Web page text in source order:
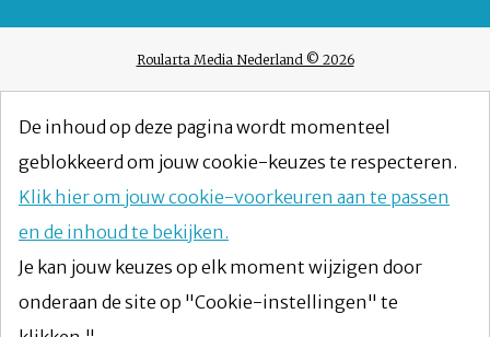
Roularta Media Nederland © 2026
De inhoud op deze pagina wordt momenteel
geblokkeerd om jouw cookie-keuzes te respecteren.
Klik hier om jouw cookie-voorkeuren aan te passen
en de inhoud te bekijken.
Je kan jouw keuzes op elk moment wijzigen door
onderaan de site op "Cookie-instellingen" te